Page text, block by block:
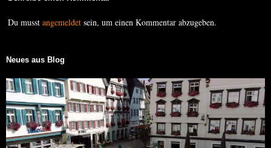
Du musstangemeldet sein, um einen Kommentar abzugeben.
Neues aus Blog